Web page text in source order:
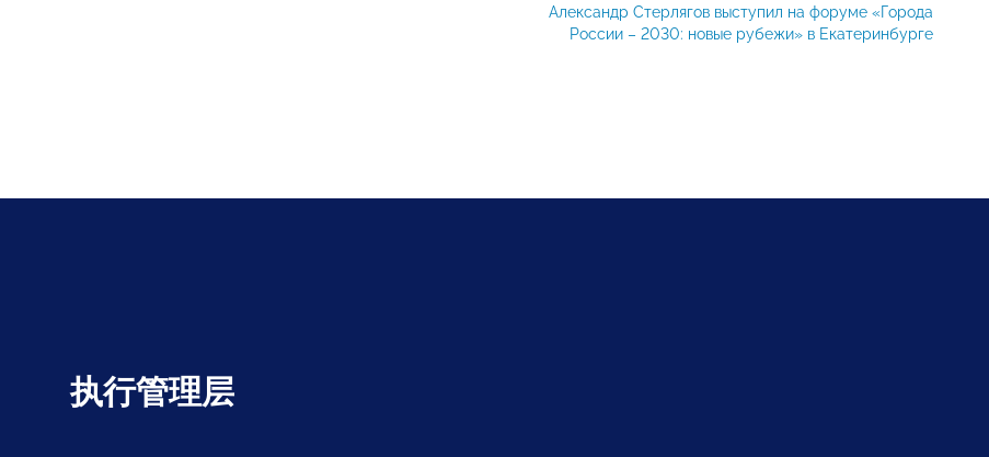
Александр Стерлягов выступил на форуме «Города
России – 2030: новые рубежи» в Екатеринбурге
执行管理层